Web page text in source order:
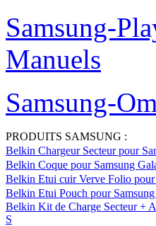
Samsung-
Manuels
Samsung-
PRODUITS SAMSUNG :
Belkin Chargeur Secteur pour
Belkin Coque pour Samsung
Belkin Etui cuir Verve Folio
Belkin Etui Pouch pour
Belkin Kit de Charge Secteur +
S